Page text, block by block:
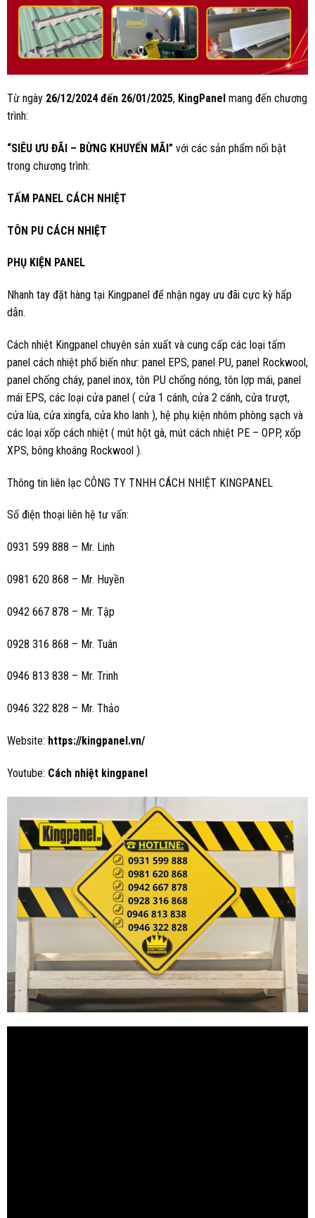
Từ ngày 26/12/2024 đến 26/01/2025, KingPanel mang đến chương
trình:
“SIÊU ƯU ĐÃI – BỪNG KHUYẾN MÃI” với các sản phẩm nổi bật
trong chương trình:
TẤM PANEL CÁCH NHIỆT
TÔN PU CÁCH NHIỆT
PHỤ KIỆN PANEL
Nhanh tay đặt hàng tại Kingpanel để nhận ngay ưu đãi cực kỳ hấp
dẫn.
Cách nhiệt Kingpanel chuyên sản xuất và cung cấp các loại tấm
panel cách nhiệt phổ biến như: panel EPS, panel PU, panel Rockwool,
panel chống cháy, panel inox, tôn PU chống nóng, tôn lợp mái, panel
mái EPS, các loại cửa panel ( cửa 1 cánh, cửa 2 cánh, cửa trượt,
cửa lùa, cửa xingfa, cửa kho lanh ), hệ phụ kiện nhôm phòng sạch và
các loại xốp cách nhiệt ( mút hột gà, mút cách nhiệt PE – OPP, xốp
XPS, bông khoáng Rockwool ).
Thông tin liên lạc CÔNG TY TNHH CÁCH NHIỆT KINGPANEL
Số điện thoại liên hệ tư vấn:
0931 599 888 – Mr. Linh
0981 620 868 – Mr. Huyền
0942 667 878 – Mr. Tập
0928 316 868 – Mr. Tuân
0946 813 838 – Mr. Trinh
0946 322 828 – Mr. Thảo
Website: https://kingpanel.vn/
Youtube: Cách nhiệt kingpanel